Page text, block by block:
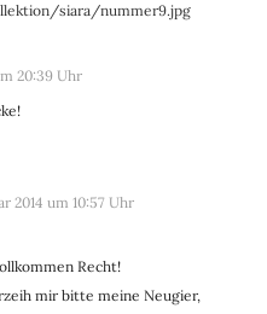
siara/nummer9.jpg
20:39 Uhr
2014 um 10:57 Uhr
Recht!
mir bitte meine Neugier,